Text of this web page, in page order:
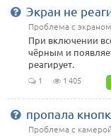
Экран не
Проблема с
При включении
чёрным и
реагирует.
1 1 405
пропала
Проблема с камерой